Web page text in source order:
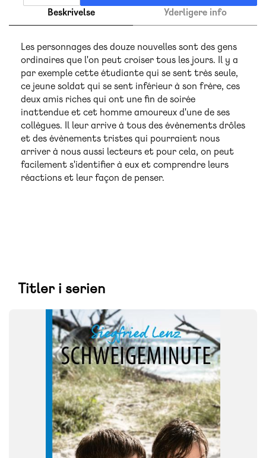
Beskrivelse Yderligere info
Les personnages des douze nouvelles sont des gens
ordinaires que l'on peut croiser tous les jours. Il y a
par exemple cette étudiante qui se sent très seule,
ce jeune soldat qui se sent inférieur à son frère, ces
deux amis riches qui ont une fin de soirée
inattendue et cet homme amoureux d'une de ses
collègues. Il leur arrive à tous des évènements drôles
et des évènements tristes qui pourraient nous
arriver à nous aussi lecteurs et pour cela, on peut
facilement s'identifier à eux et comprendre leurs
réactions et leur façon de penser.
Titler i serien
FORMAT
Flergangsbog
9788723572295